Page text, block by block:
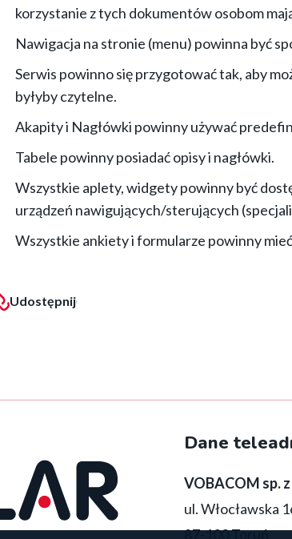
korzystanie z tych dokumentów osobom
Nawigacja na stronie (menu) powinna być
Serwis powinno się przygotować tak, aby
byłyby czytelne.
Akapity i Nagłówki powinny używać
Tabele powinny posiadać opisy i nagłówki.
Wszystkie aplety, widgety powinny być
urządzeń nawigujących/sterujących
Wszystkie ankiety i formularze powinny
Udostępnij:(otwórz w nowym oknie)
Dane
VOBACOM sp.
ul. Włocławska
87-100 Toruń